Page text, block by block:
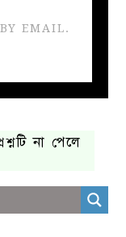
EMAIL.
না পেলে